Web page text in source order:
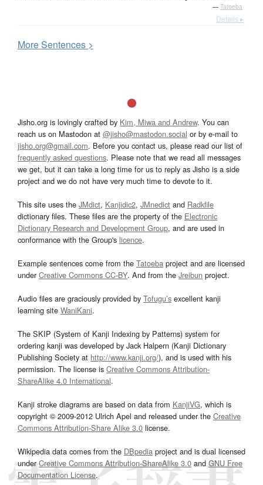
— Tatoeba
Details ▸
MoreSentences >
Jisho.org is lovingly crafted by Kim, Miwa and Andrew. You can
reach us on Mastodon at @jisho@mastodon.social or by e-mail to
jisho.org@gmail.com. Before you contact us, please read our list of
frequently asked questions. Please note that we read all messages
we get, but it can take a long time for us to reply as Jisho is a side
project and we do not have very much time to devote to it.
This site uses the JMdict, Kanjidic2, JMnedict and Radkfile
dictionary files. These files are the property of the Electronic
Dictionary Research and Development Group, and are used in
conformance with the Group's licence.
Example sentences come from the Tatoeba project and are licensed
underCreative Commons CC-BY. And from the Jreibun project.
Audio files are graciously provided by Tofugu’s excellent kanji
learning site WaniKani.
The SKIP (System of Kanji Indexing by Patterns) system for
ordering kanji was developed by Jack Halpern (Kanji Dictionary
Publishing Society at http://www.kanji.org/), and is used with his
permission. The license is Creative Commons Attribution-
ShareAlike 4.0 International.
Kanji stroke diagrams are based on data from KanjiVG, which is
copyright © 2009-2012 Ulrich Apel and released under the Creative
Commons Attribution-Share Alike 3.0 license.
Wikipedia data comes from the DBpedia project and is dual licensed
underCreative Commons Attribution-ShareAlike 3.0and GNU Free
Documentation License.